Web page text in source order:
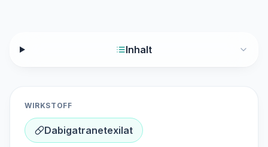
Inhalt
WIRKSTOFF
Dabigatranetexilat